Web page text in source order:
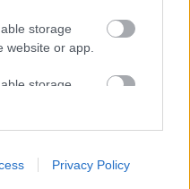
storage
website or app.
storage
and other
Privacy Policy